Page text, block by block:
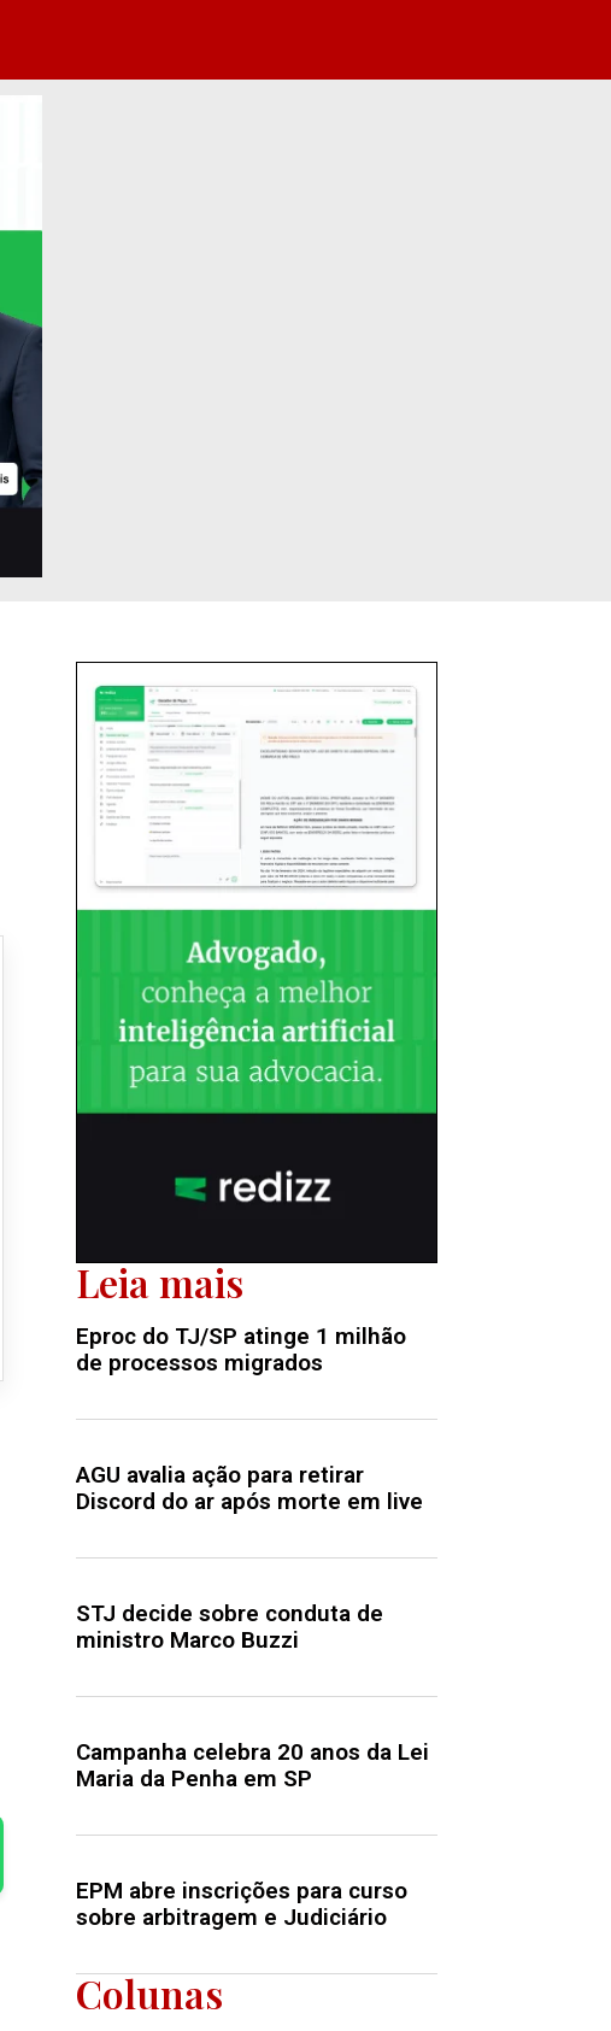
Leia mais
Eproc do TJ/SP atinge 1 milhão
de processos migrados
AGU avalia ação para retirar
Discord do ar após morte em live
STJ decide sobre conduta de
ministro Marco Buzzi
Campanha celebra 20 anos da Lei
Maria da Penha em SP
EPM abre inscrições para curso
sobre arbitragem e Judiciário
Colunas